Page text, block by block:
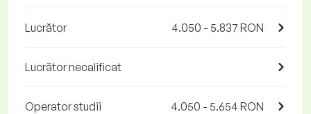
Lucrător 4.050 - 5.837 RON
Lucrător necalificat
Operator studii 4.050 - 5.654 RON